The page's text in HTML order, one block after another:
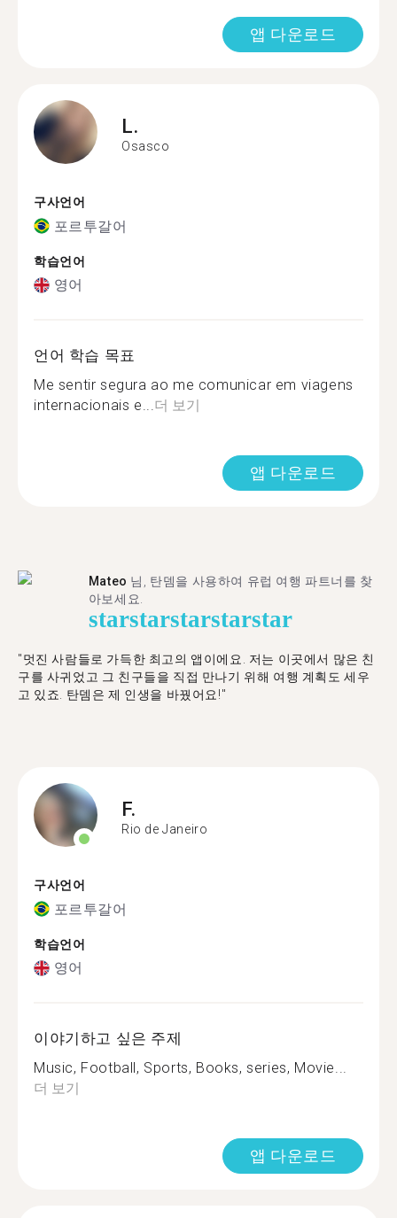
앱 다운로드
L.
Osasco
구사언어
포르투갈어
학습언어
영어
언어 학습 목표
Me sentir segura ao me comunicar em viagens
internacionais e...더 보기
앱 다운로드
Mateo 님, 탄뎀을 사용하여 유럽 여행 파트너를 찾
아보세요.
starstarstarstarstar
"멋진 사람들로 가득한 최고의 앱이에요. 저는 이곳에서 많은 친
구를 사귀었고 그 친구들을 직접 만나기 위해 여행 계획도 세우
고 있죠. 탄뎀은 제 인생을 바꿨어요!"
F.
Rio de Janeiro
구사언어
포르투갈어
학습언어
영어
이야기하고 싶은 주제
Music, Football, Sports, Books, series, Movie...
더 보기
앱 다운로드